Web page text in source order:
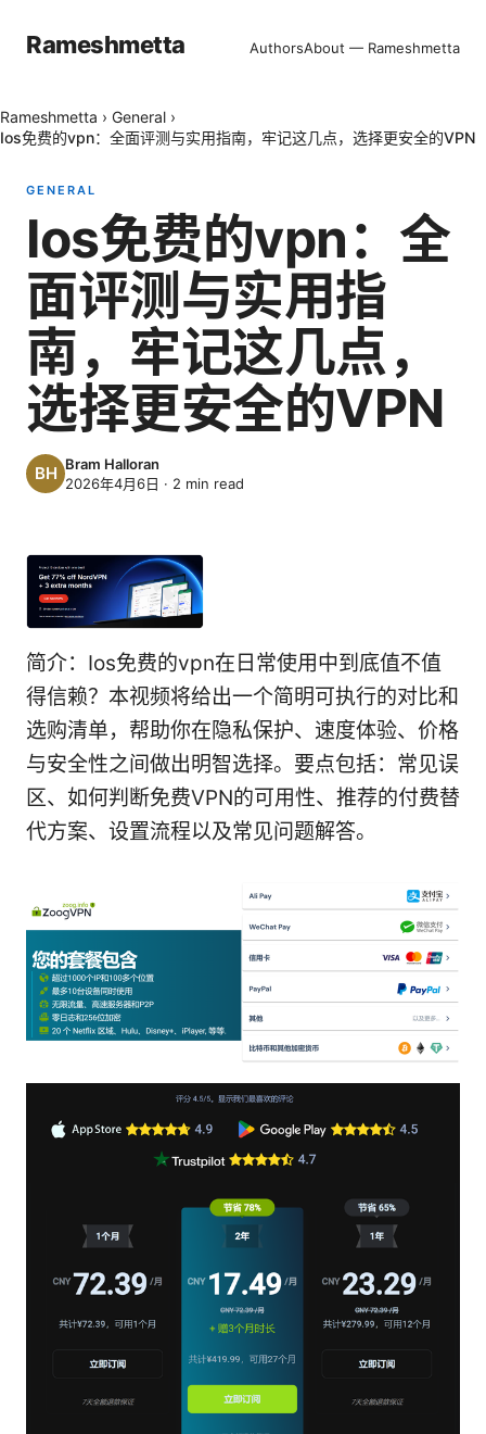
Rameshmetta AuthorsAbout — Rameshmetta
Rameshmetta › General ›
Ios免费的vpn：全面评测与实用指南，牢记这几点，选择更安全的VPN
GENERAL
Ios免费的vpn：全
面评测与实用指
南，牢记这几点，
选择更安全的VPN
Bram Halloran
2026年4月6日 · 2 min read
简介：Ios免费的vpn在日常使用中到底值不值
得信赖？本视频将给出一个简明可执行的对比和
选购清单，帮助你在隐私保护、速度体验、价格
与安全性之间做出明智选择。要点包括：常见误
区、如何判断免费VPN的可用性、推荐的付费替
代方案、设置流程以及常见问题解答。